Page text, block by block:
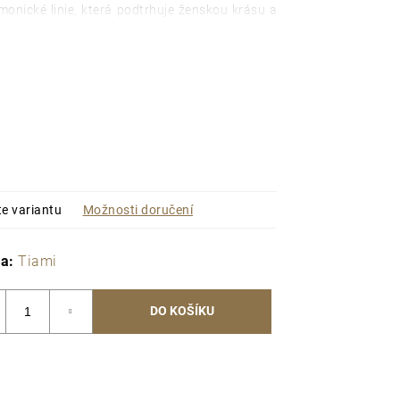
linie, která podtrhuje ženskou krásu a
visí pevně a stabilně svisle dolů, což
náušnice
výjimečné ženy
připravit asymetrický pár s jednou
náušnicí
má celkem
12 lab-grown diamantů
variantu Možnosti doručení
Tiami
DO KOŠÍKU